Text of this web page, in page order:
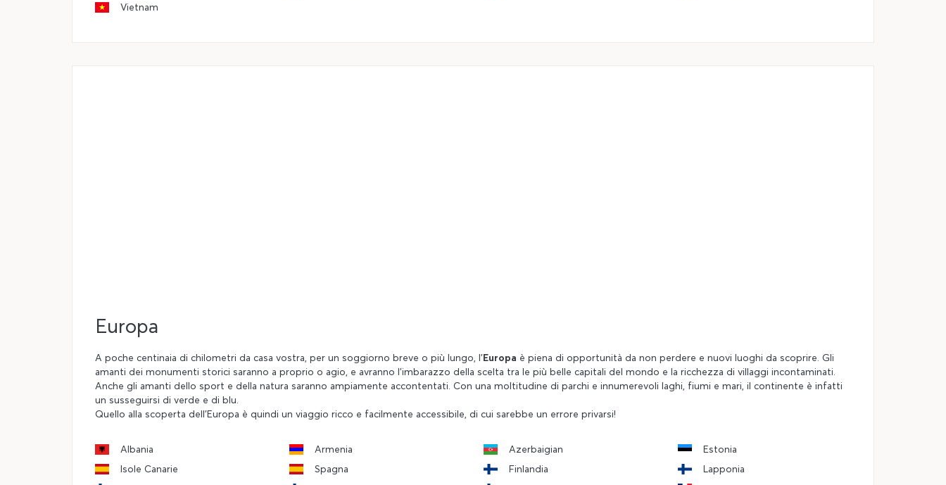
Vietnam
Europa
A poche centinaia di chilometri da casa vostra, per un soggiorno breve o più lungo, l'Europa è piena di opportunità da non perdere e nuovi luoghi da scoprire. Gli
amanti dei monumenti storici saranno a proprio o agio, e avranno l'imbarazzo della scelta tra le più belle capitali del mondo e la ricchezza di villaggi incontaminati.
Anche gli amanti dello sport e della natura saranno ampiamente accontentati. Con una moltitudine di parchi e innumerevoli laghi, fiumi e mari, il continente è infatti
un susseguirsi di verde e di blu.
Quello alla scoperta dell'Europa è quindi un viaggio ricco e facilmente accessibile, di cui sarebbe un errore privarsi!
Albania Armenia Azerbaigian
Estonia
Isole Canarie
Spagna Finlandia
Lapponia